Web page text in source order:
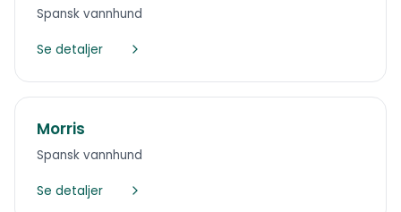
Spansk vannhund
Se detaljer
Morris
Spansk vannhund
Se detaljer